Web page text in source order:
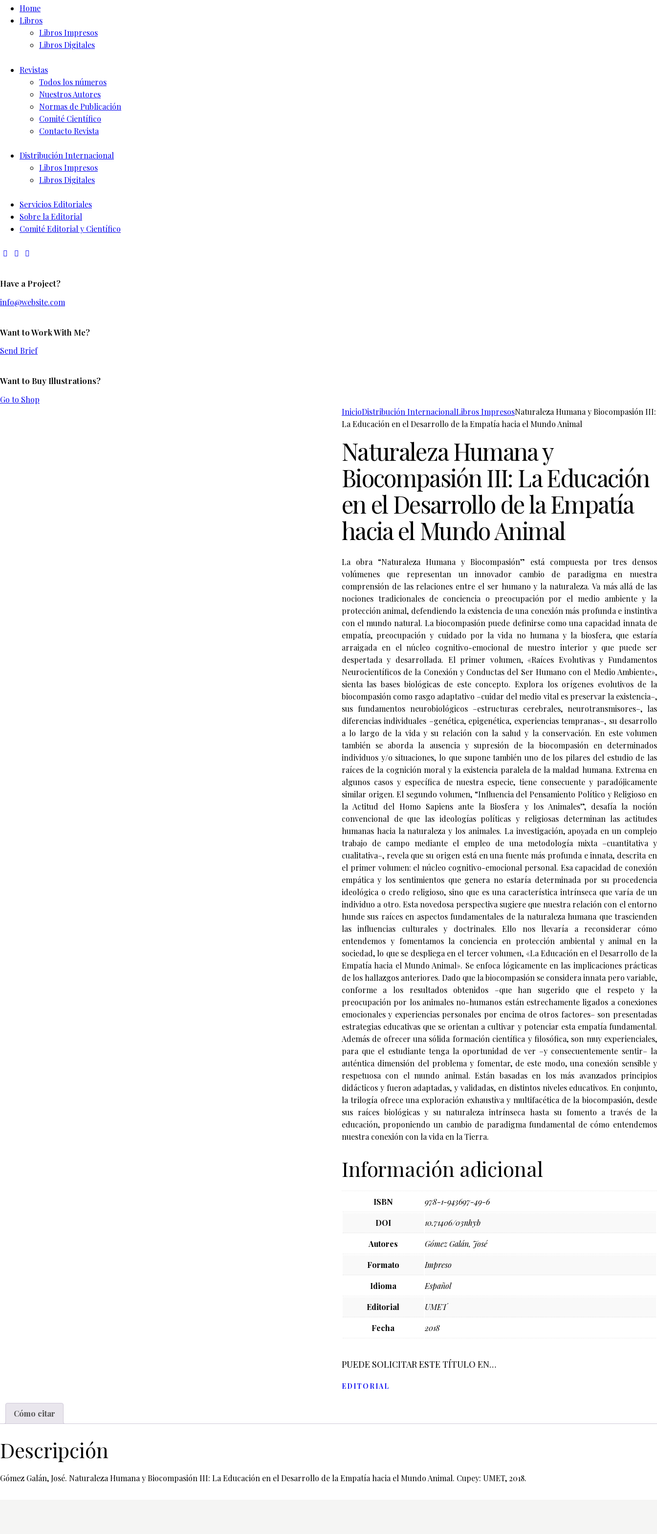
Home
Libros
Libros Impresos
Libros Digitales
Revistas
Todos los números
Nuestros Autores
Normas de Publicación
Comité Científico
Contacto Revista
Distribución Internacional
Libros Impresos
Libros Digitales
Servicios Editoriales
Sobre la Editorial
Comité Editorial y Científico
Have a Project?
info@website.com
Want to Work With Me?
Send Brief
Want to Buy Illustrations?
Go to Shop
InicioDistribución InternacionalLibros ImpresosNaturaleza Humana y Biocompasión III:
La Educación en el Desarrollo de la Empatía hacia el Mundo Animal
Naturaleza Humana y
Biocompasión III: La Educación
en el Desarrollo de la Empatía
hacia el Mundo Animal
La obra “Naturaleza Humana y Biocompasión” está compuesta por tres densos
volúmenes que representan un innovador cambio de paradigma en nuestra
comprensión de las relaciones entre el ser humano y la naturaleza. Va más allá de las
nociones tradicionales de conciencia o preocupación por el medio ambiente y la
protección animal, defendiendo la existencia de una conexión más profunda e instintiva
con el mundo natural. La biocompasión puede definirse como una capacidad innata de
empatía, preocupación y cuidado por la vida no humana y la biosfera, que estaría
arraigada en el núcleo cognitivo-emocional de nuestro interior y que puede ser
despertada y desarrollada. El primer volumen, «Raíces Evolutivas y Fundamentos
Neurocientíficos de la Conexión y Conductas del Ser Humano con el Medio Ambiente»,
sienta las bases biológicas de este concepto. Explora los orígenes evolutivos de la
biocompasión como rasgo adaptativo –cuidar del medio vital es preservar la existencia–,
sus fundamentos neurobiológicos –estructuras cerebrales, neurotransmisores–, las
diferencias individuales –genética, epigenética, experiencias tempranas–, su desarrollo
a lo largo de la vida y su relación con la salud y la conservación. En este volumen
también se aborda la ausencia y supresión de la biocompasión en determinados
individuos y/o situaciones, lo que supone también uno de los pilares del estudio de las
raíces de la cognición moral y la existencia paralela de la maldad humana. Extrema en
algunos casos y específica de nuestra especie, tiene consecuente y paradójicamente
similar origen. El segundo volumen, “Influencia del Pensamiento Político y Religioso en
la Actitud del Homo Sapiens ante la Biosfera y los Animales”, desafía la noción
convencional de que las ideologías políticas y religiosas determinan las actitudes
humanas hacia la naturaleza y los animales. La investigación, apoyada en un complejo
trabajo de campo mediante el empleo de una metodología mixta –cuantitativa y
cualitativa–, revela que su origen está en una fuente más profunda e innata, descrita en
el primer volumen: el núcleo cognitivo-emocional personal. Esa capacidad de conexión
empática y los sentimientos que genera no estaría determinada por su procedencia
ideológica o credo religioso, sino que es una característica intrínseca que varía de un
individuo a otro. Esta novedosa perspectiva sugiere que nuestra relación con el entorno
hunde sus raíces en aspectos fundamentales de la naturaleza humana que trascienden
las influencias culturales y doctrinales. Ello nos llevaría a reconsiderar cómo
entendemos y fomentamos la conciencia en protección ambiental y animal en la
sociedad, lo que se despliega en el tercer volumen, «La Educación en el Desarrollo de la
Empatía hacia el Mundo Animal». Se enfoca lógicamente en las implicaciones prácticas
de los hallazgos anteriores. Dado que la biocompasión se considera innata pero variable,
conforme a los resultados obtenidos –que han sugerido que el respeto y la
preocupación por los animales no-humanos están estrechamente ligados a conexiones
emocionales y experiencias personales por encima de otros factores– son presentadas
estrategias educativas que se orientan a cultivar y potenciar esta empatía fundamental.
Además de ofrecer una sólida formación científica y filosófica, son muy experienciales,
para que el estudiante tenga la oportunidad de ver –y consecuentemente sentir– la
auténtica dimensión del problema y fomentar, de este modo, una conexión sensible y
respetuosa con el mundo animal. Están basadas en los más avanzados principios
didácticos y fueron adaptadas, y validadas, en distintos niveles educativos. En conjunto,
la trilogía ofrece una exploración exhaustiva y multifacética de la biocompasión, desde
sus raíces biológicas y su naturaleza intrínseca hasta su fomento a través de la
educación, proponiendo un cambio de paradigma fundamental de cómo entendemos
nuestra conexión con la vida en la Tierra.
Información adicional
ISBN 978-1-943697-49-6
DOI 10.71406/03nhyb
Autores Gómez Galán, José
Formato Impreso
Idioma Español
Editorial UMET
Fecha 2018
PUEDE SOLICITAR ESTE TÍTULO EN…
EDITORIAL
Cómo citar
Descripción
Gómez Galán, José. Naturaleza Humana y Biocompasión III: La Educación en el Desarrollo de la Empatía hacia el Mundo Animal. Cupey: UMET, 2018.